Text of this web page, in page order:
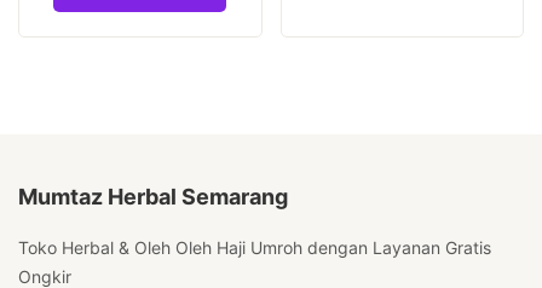
Mumtaz Herbal Semarang
Toko Herbal & Oleh Oleh Haji Umroh dengan Layanan Gratis
Ongkir